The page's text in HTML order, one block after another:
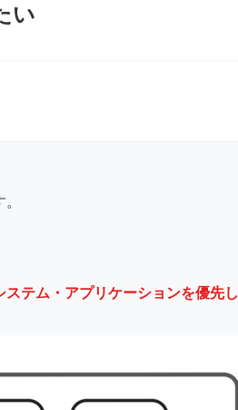
い
テム・アプリケーションを優先し